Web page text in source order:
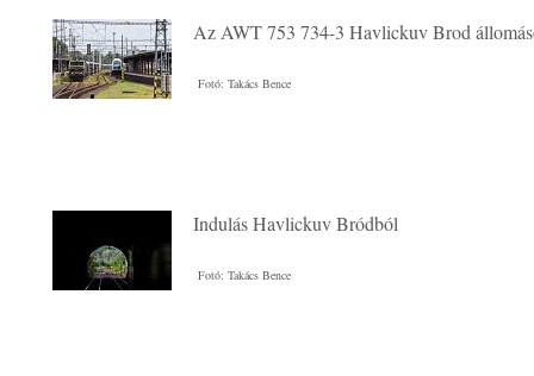
Az AWT 753 734-3 Havlickuv Brod
Fotó: Takács Bence
Indulás Havlickuv Bródból
Fotó: Takács Bence